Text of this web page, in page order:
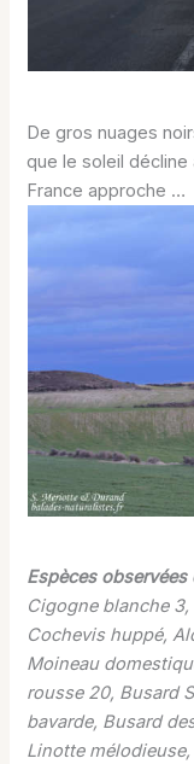
De gros nuages
que le soleil décline
France approche …
Espèces
Cigogne blanche
Cochevis huppé,
Moineau
rousse 20, Busard
bavarde, Busard
Linotte